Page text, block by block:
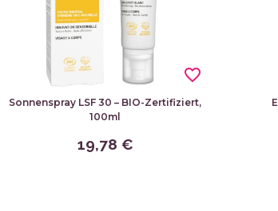
Sonnenspray LSF 30 – BIO-Zertifiziert,
100ml
19,78 €
favorite_border